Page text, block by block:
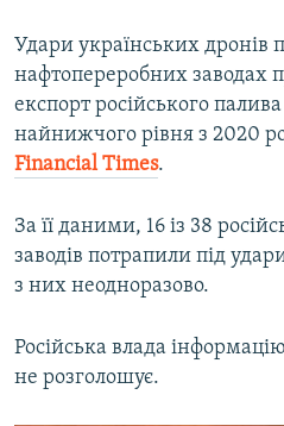
Удари українських дронів
нафтопереробних заводах
експорт російського
найнижчого рівня з 2020
Financial Times.
За її даними, 16 із 38
заводів потрапили під
з них неодноразово.
Російська влада
не розголошує.